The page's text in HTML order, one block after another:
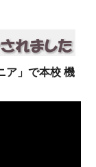
ア」で本校 機